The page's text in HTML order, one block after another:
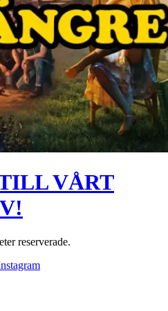
VÅRT
reserverade.